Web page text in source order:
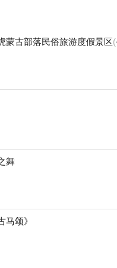
蒙古部落民俗旅游度假景区
舞
马颂》